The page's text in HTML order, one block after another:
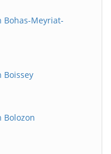
Meyriat-
Bolozon